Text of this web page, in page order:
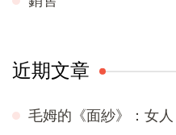
近期文章
毛姆的《面紗》：女